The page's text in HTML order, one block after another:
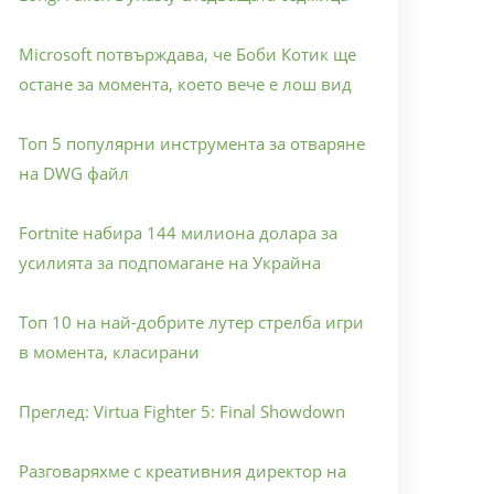
Microsoft потвърждава, че Боби Котик ще
остане за момента, което вече е лош вид
Топ 5 популярни инструмента за отваряне
на DWG файл
Fortnite набира 144 милиона долара за
усилията за подпомагане на Украйна
Топ 10 на най-добрите лутер стрелба игри
в момента, класирани
Преглед: Virtua Fighter 5: Final Showdown
Разговаряхме с креативния директор на